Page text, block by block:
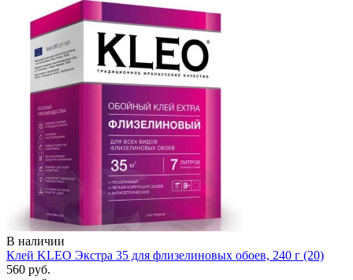
В наличии
Клей KLEO Экстра 35 для флизелиновых обоев, 240 г (20)
560 руб.